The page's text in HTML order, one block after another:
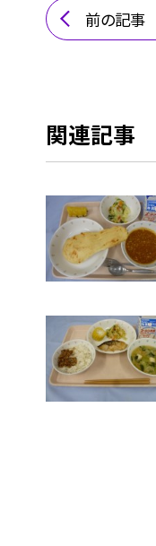
前の記事
関連記事